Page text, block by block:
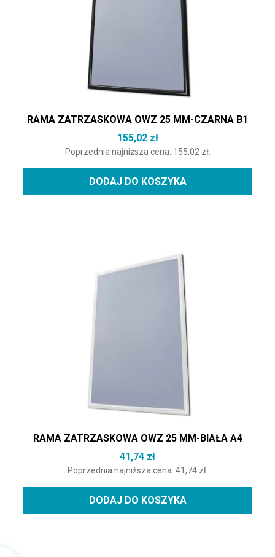
RAMA ZATRZASKOWA OWZ 25 MM-CZARNA B1
155,02 zł
Poprzednia najniższa cena: 155,02 zł.
DODAJ DO KOSZYKA
RAMA ZATRZASKOWA OWZ 25 MM-BIAŁA A4
41,74 zł
Poprzednia najniższa cena: 41,74 zł.
DODAJ DO KOSZYKA